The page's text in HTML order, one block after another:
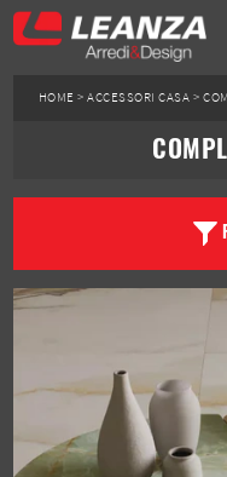
HOME >ACCESSORI CASA >